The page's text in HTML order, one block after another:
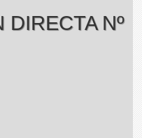
DIRECTA Nº